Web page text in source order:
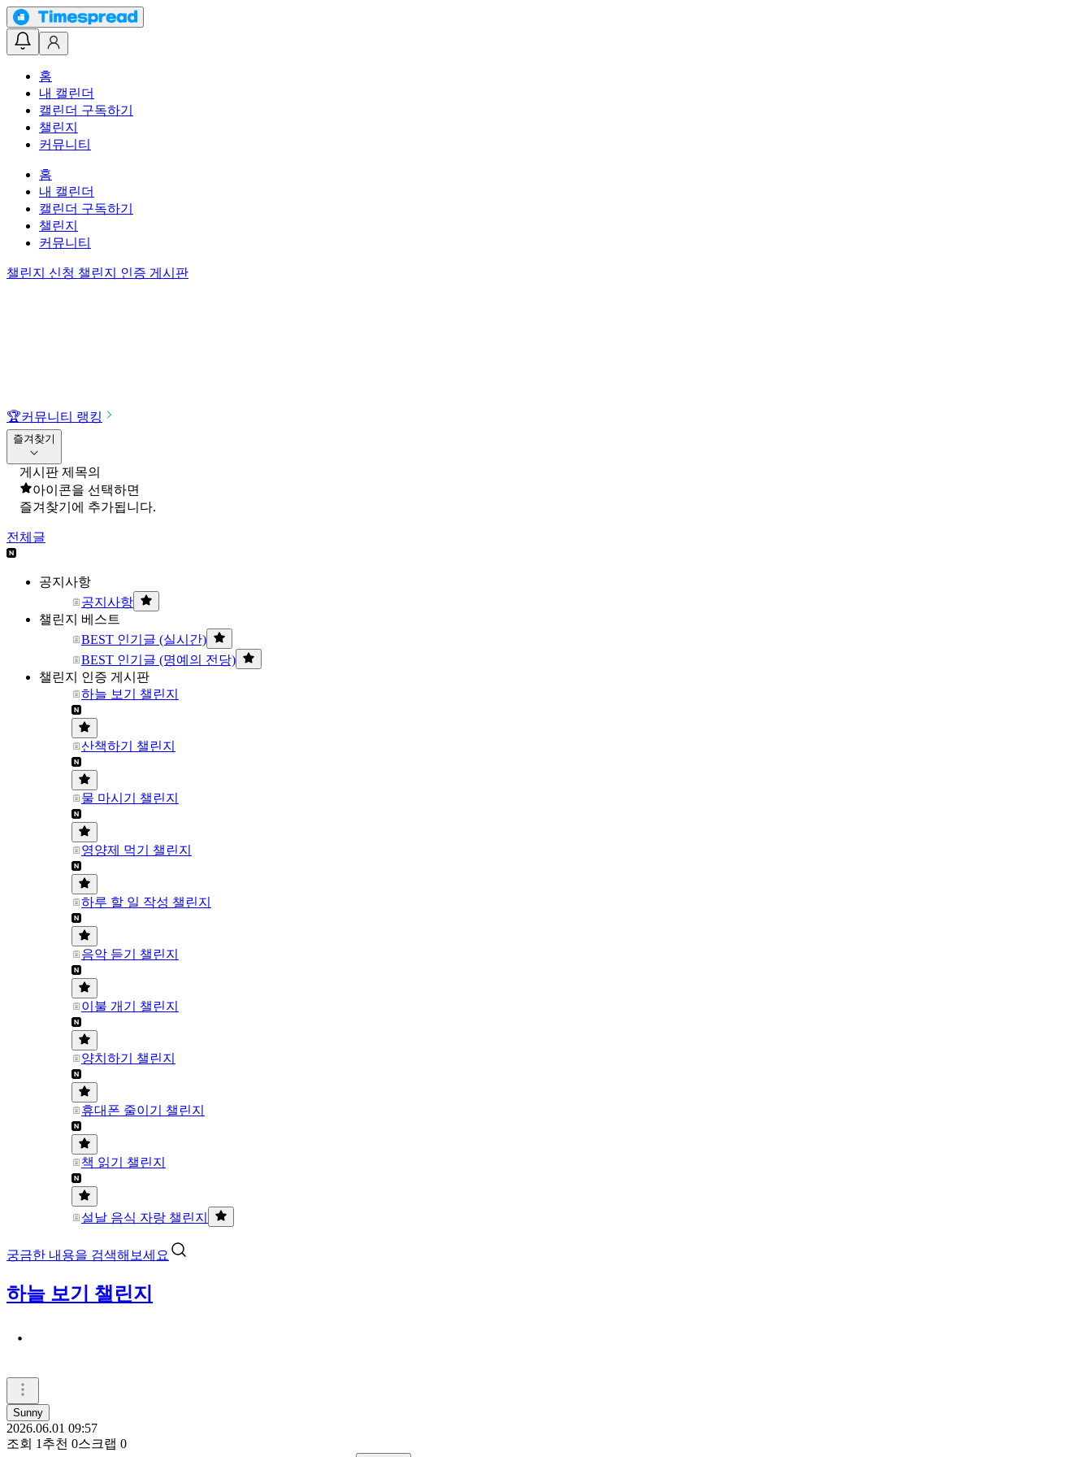
홈
내 캘린더
캘린더 구독하기
챌린지
커뮤니티
홈
내 캘린더
캘린더 구독하기
챌린지
커뮤니티
챌린지 신청 챌린지 인증 게시판
🏆커뮤니티 랭킹
즐겨찾기
게시판 제목의
아이콘을 선택하면
즐겨찾기에 추가됩니다.
전체글
공지사항
공지사항
챌린지 베스트
BEST 인기글 (실시간)
BEST 인기글 (명예의 전당)
챌린지 인증 게시판
하늘 보기 챌린지
산책하기 챌린지
물 마시기 챌린지
영양제 먹기 챌린지
하루 할 일 작성 챌린지
음악 듣기 챌린지
이불 개기 챌린지
양치하기 챌린지
휴대폰 줄이기 챌린지
책 읽기 챌린지
설날 음식 자랑 챌린지
궁금한 내용을 검색해보세요
하늘 보기 챌린지
ㆍ
Sunny
2026.06.01 09:57
조회 1 추천 0스크랩 0